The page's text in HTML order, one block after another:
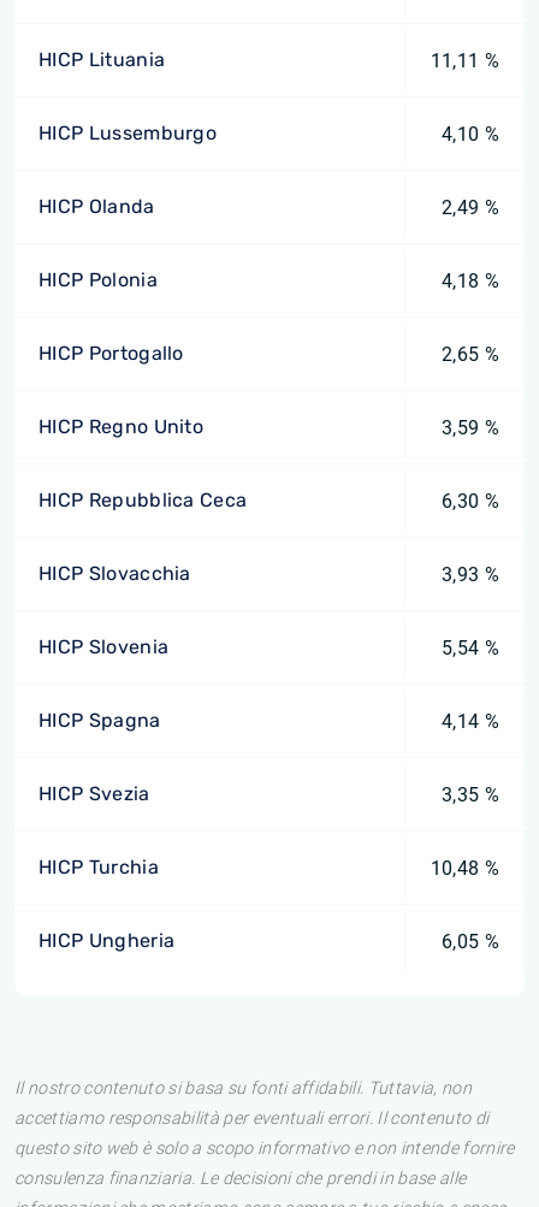
HICP Lituania 11,11 %
HICP Lussemburgo 4,10 %
HICP Olanda 2,49 %
HICP Polonia 4,18 %
HICP Portogallo 2,65 %
HICP Regno Unito 3,59 %
HICP Repubblica Ceca 6,30 %
HICP Slovacchia 3,93 %
HICP Slovenia 5,54 %
HICP Spagna 4,14 %
HICP Svezia 3,35 %
HICP Turchia 10,48 %
HICP Ungheria 6,05 %
Il nostro contenuto si basa su fonti affidabili. Tuttavia, non
accettiamo responsabilità per eventuali errori. Il contenuto di
questo sito web è solo a scopo informativo e non intende fornire
consulenza finanziaria. Le decisioni che prendi in base alle